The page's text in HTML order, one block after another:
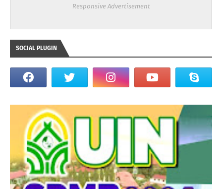
Responsive Advertisement
SOCIAL PLUGIN